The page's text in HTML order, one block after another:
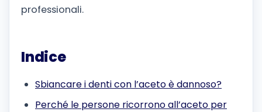
professionali.
Indice
Sbiancare i denti con l’aceto è dannoso?
Perché le persone ricorrono all’aceto per